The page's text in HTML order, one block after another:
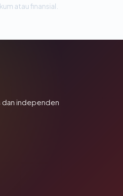
atau finansial.
independen